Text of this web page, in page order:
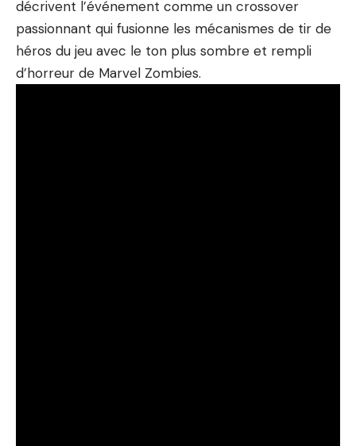
décrivent l’événement comme un crossover
passionnant qui fusionne les mécanismes de tir de
héros du jeu avec le ton plus sombre et rempli
d’horreur de Marvel Zombies.